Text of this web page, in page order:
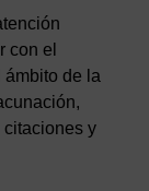
con el
ámbito de la
citaciones y